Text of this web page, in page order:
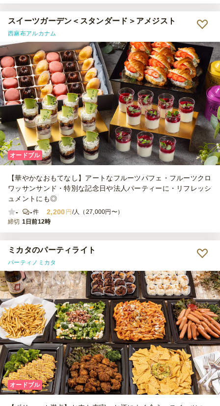
スイーツガーデン＜スタンダード＞アメジスト
西麻布アルカナム
オードブル
【華やかなおもてなし】アートなフルーツパフェ・フルーツクロ
ワッサンサンド・特別な記念日や法人パーティーに・リフレッシ
ュメントにも◎
-
-件 2,200 円 /人（27,000円〜）
締切 1日前12時
ミカタのパーティライト
パーティノミカタ
オードブル